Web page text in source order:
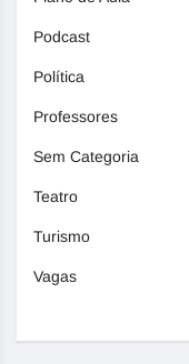
Podcast
Política
Professores
Sem Categoria
Teatro
Turismo
Vagas